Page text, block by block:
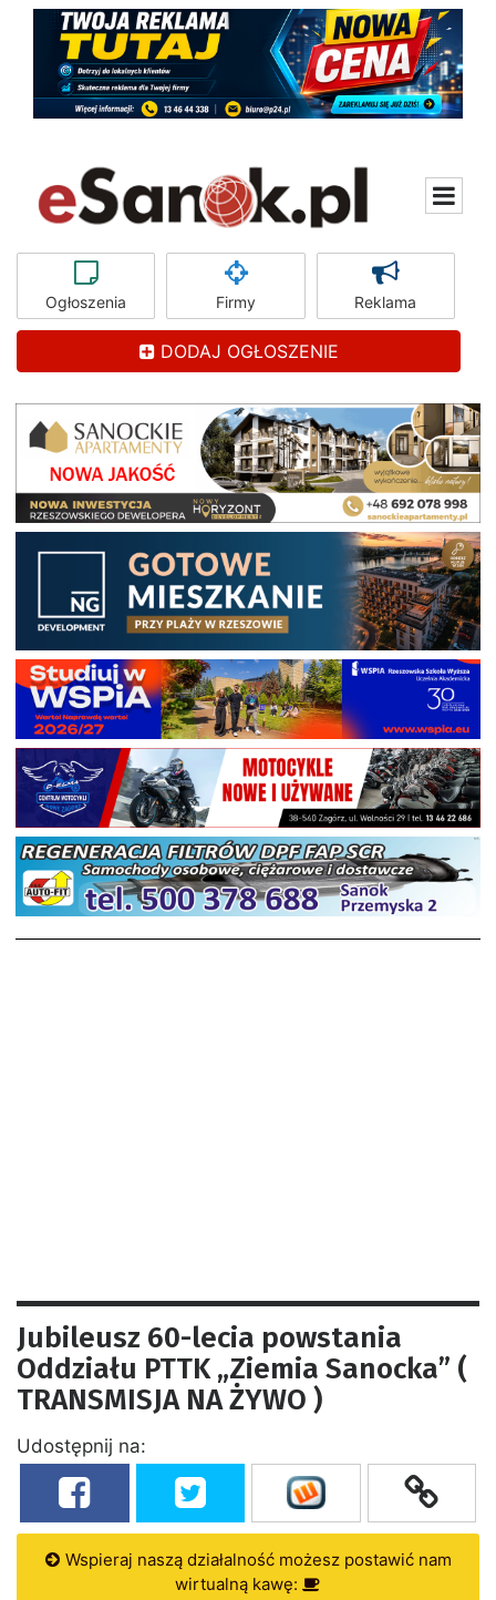
Ogłoszenia Firmy Reklama
DODAJ OGŁOSZENIE
Jubileusz 60-lecia powstania
Oddziału PTTK „Ziemia Sanocka” (
TRANSMISJA NA ŻYWO )
Udostępnij na:
Wspieraj naszą działalność możesz postawić nam
wirtualną kawę: